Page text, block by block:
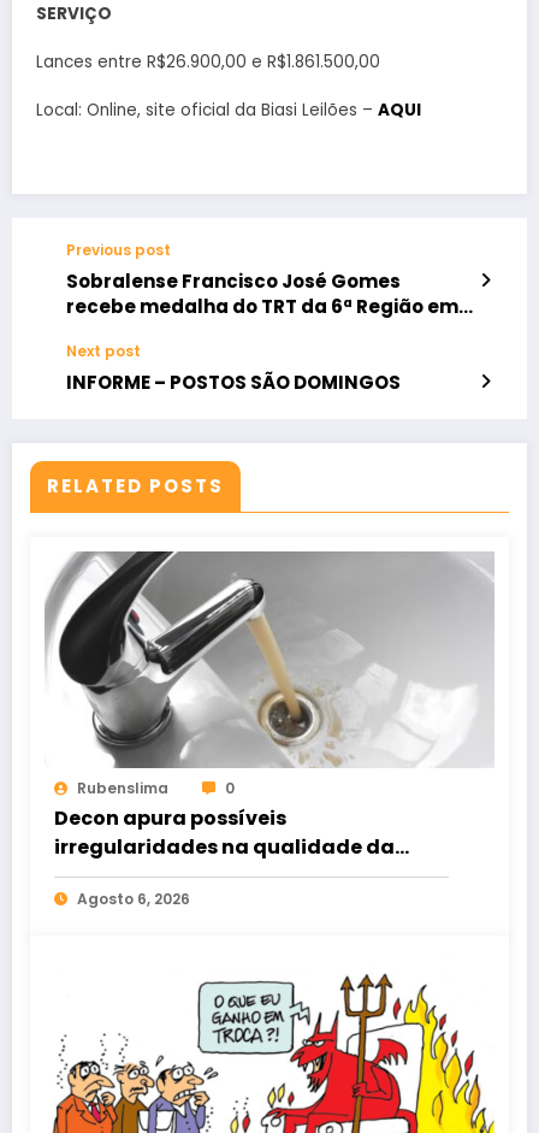
SERVIÇO
Lances entre R$26.900,00 e R$1.861.500,00
Local: Online, site oficial da Biasi Leilões – AQUI
Previous post
Sobralense Francisco José Gomes
recebe medalha do TRT da 6ª Região em
Next post
INFORME – POSTOS SÃO DOMINGOS
RELATED POSTS
Rubenslima 0
Decon apura possíveis
irregularidades na qualidade da
água distribuída aos moradores de
Sobral
Agosto 6, 2026